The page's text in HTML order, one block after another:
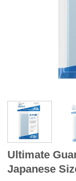
Ultimate
Japanese